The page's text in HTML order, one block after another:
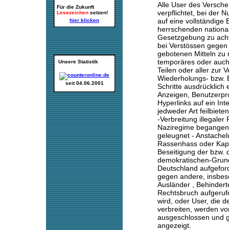
Für die Zukunft
Lesezeichen setzen!
hier klicken
Unsere Statistik
seit 04.06.2001
Alle User des
verpflichtet, bei der
auf eine vollständige
herrschenden
Gesetzgebung zu
bei Verstössen
gebotenen Mitteln zu
temporäres oder
Teilen oder aller zur
Wiederholungs- bzw.
Schritte ausdrücklich
Anzeigen,
Hyperlinks auf ein
jedweder Art
-Verbreitung illegaler
Naziregime
geleugnet -
Rassenhass oder
Beseitigung der bzw.
demokratischen-
Deutschland
gegen andere,
Ausländer ,
Rechtsbruch
wird, oder User, die
verbreiten, werden
ausgeschlossen und
angezeigt.